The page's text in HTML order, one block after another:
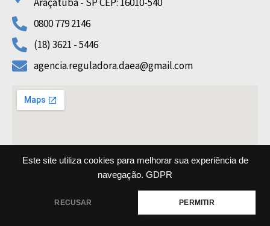
Este site utiliza cookies para melhorar sua experiência de
navegação. GDPR
RECUSAR PERMITIR
0800 779 2146
(18) 3621 - 5446
agencia.reguladora.daea@gmail.com
Copyright © 2022 AGRF DAEA All rights reserved